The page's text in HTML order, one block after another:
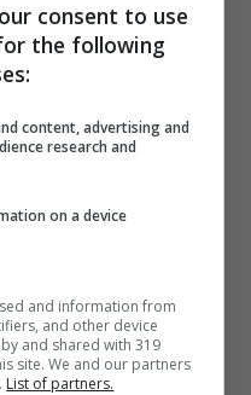
consent to use
the following
content, advertising and
research and
on a device
and information from
and other device
and shared with 319
site. We and our partners
List of partners.